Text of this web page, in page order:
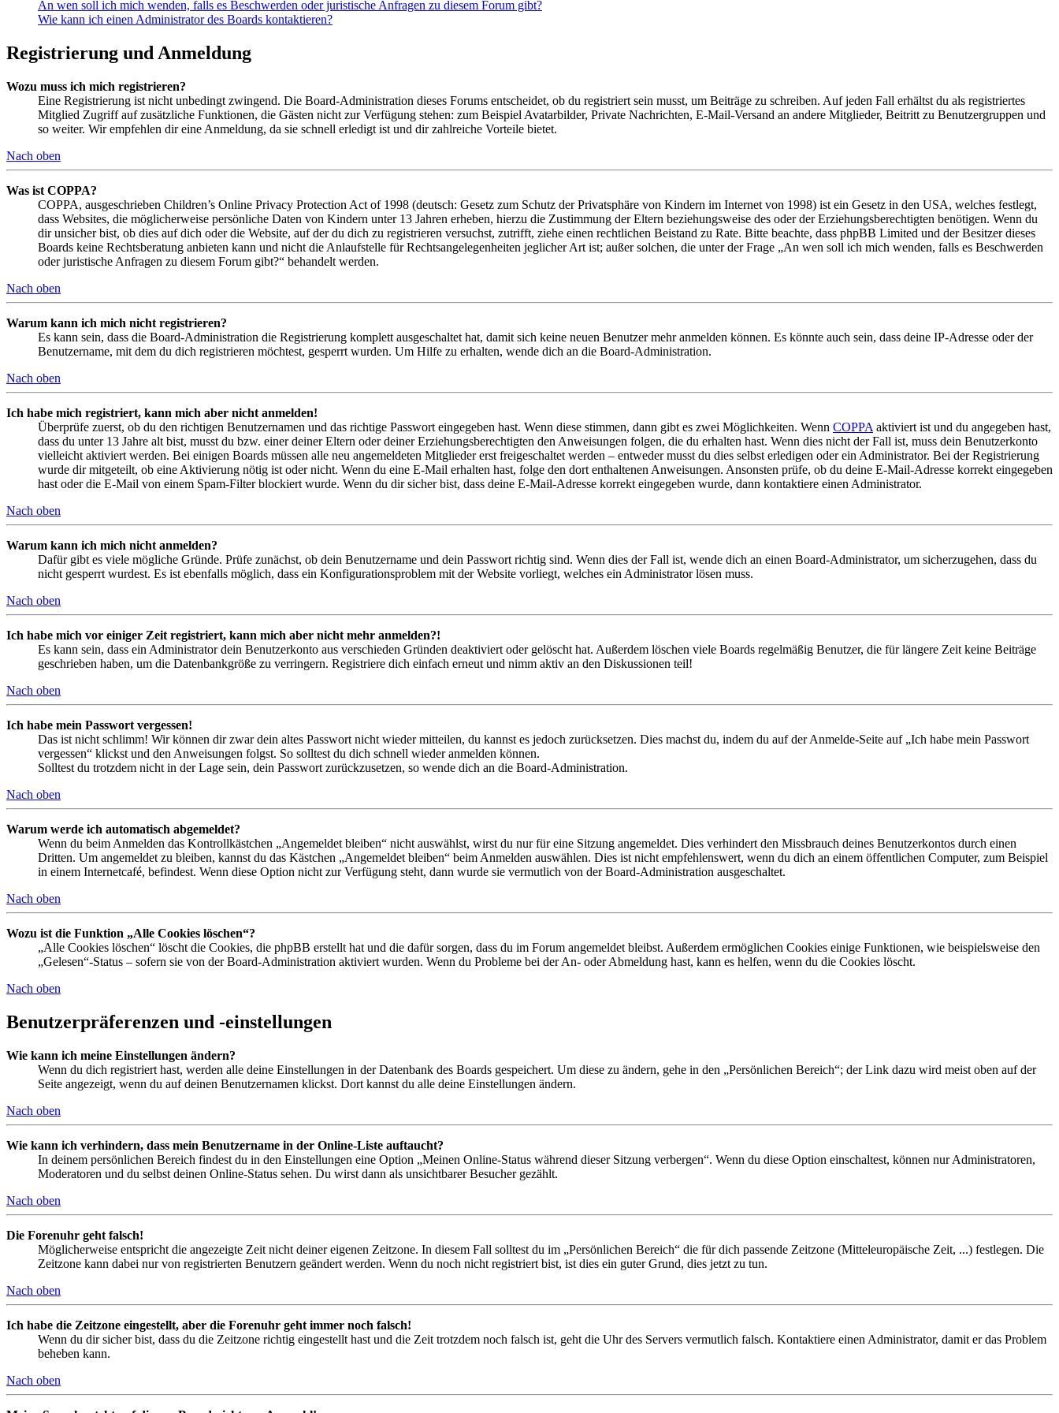
An wen soll ich mich wenden, falls es Beschwerden oder juristische Anfragen zu diesem Forum gibt?
Wie kann ich einen Administrator des Boards kontaktieren?
Registrierung und Anmeldung
Wozu muss ich mich registrieren?
Eine Registrierung ist nicht unbedingt zwingend. Die Board-Administration dieses Forums entscheidet, ob du registriert sein musst, um Beiträge zu schreiben. Auf jeden Fall erhältst du als registriertes
Mitglied Zugriff auf zusätzliche Funktionen, die Gästen nicht zur Verfügung stehen: zum Beispiel Avatarbilder, Private Nachrichten, E-Mail-Versand an andere Mitglieder, Beitritt zu Benutzergruppen und
so weiter. Wir empfehlen dir eine Anmeldung, da sie schnell erledigt ist und dir zahlreiche Vorteile bietet.
Nach oben
Was ist COPPA?
COPPA, ausgeschrieben Children’s Online Privacy Protection Act of 1998 (deutsch: Gesetz zum Schutz der Privatsphäre von Kindern im Internet von 1998) ist ein Gesetz in den USA, welches festlegt,
dass Websites, die möglicherweise persönliche Daten von Kindern unter 13 Jahren erheben, hierzu die Zustimmung der Eltern beziehungsweise des oder der Erziehungsberechtigten benötigen. Wenn du
dir unsicher bist, ob dies auf dich oder die Website, auf der du dich zu registrieren versuchst, zutrifft, ziehe einen rechtlichen Beistand zu Rate. Bitte beachte, dass phpBB Limited und der Besitzer dieses
Boards keine Rechtsberatung anbieten kann und nicht die Anlaufstelle für Rechtsangelegenheiten jeglicher Art ist; außer solchen, die unter der Frage „An wen soll ich mich wenden, falls es Beschwerden
oder juristische Anfragen zu diesem Forum gibt?“ behandelt werden.
Nach oben
Warum kann ich mich nicht registrieren?
Es kann sein, dass die Board-Administration die Registrierung komplett ausgeschaltet hat, damit sich keine neuen Benutzer mehr anmelden können. Es könnte auch sein, dass deine IP-Adresse oder der
Benutzername, mit dem du dich registrieren möchtest, gesperrt wurden. Um Hilfe zu erhalten, wende dich an die Board-Administration.
Nach oben
Ich habe mich registriert, kann mich aber nicht anmelden!
Überprüfe zuerst, ob du den richtigen Benutzernamen und das richtige Passwort eingegeben hast. Wenn diese stimmen, dann gibt es zwei Möglichkeiten. Wenn COPPA aktiviert ist und du angegeben hast,
dass du unter 13 Jahre alt bist, musst du bzw. einer deiner Eltern oder deiner Erziehungsberechtigten den Anweisungen folgen, die du erhalten hast. Wenn dies nicht der Fall ist, muss dein Benutzerkonto
vielleicht aktiviert werden. Bei einigen Boards müssen alle neu angemeldeten Mitglieder erst freigeschaltet werden – entweder musst du dies selbst erledigen oder ein Administrator. Bei der Registrierung
wurde dir mitgeteilt, ob eine Aktivierung nötig ist oder nicht. Wenn du eine E-Mail erhalten hast, folge den dort enthaltenen Anweisungen. Ansonsten prüfe, ob du deine E-Mail-Adresse korrekt eingegeben
hast oder die E-Mail von einem Spam-Filter blockiert wurde. Wenn du dir sicher bist, dass deine E-Mail-Adresse korrekt eingegeben wurde, dann kontaktiere einen Administrator.
Nach oben
Warum kann ich mich nicht anmelden?
Dafür gibt es viele mögliche Gründe. Prüfe zunächst, ob dein Benutzername und dein Passwort richtig sind. Wenn dies der Fall ist, wende dich an einen Board-Administrator, um sicherzugehen, dass du
nicht gesperrt wurdest. Es ist ebenfalls möglich, dass ein Konfigurationsproblem mit der Website vorliegt, welches ein Administrator lösen muss.
Nach oben
Ich habe mich vor einiger Zeit registriert, kann mich aber nicht mehr anmelden?!
Es kann sein, dass ein Administrator dein Benutzerkonto aus verschieden Gründen deaktiviert oder gelöscht hat. Außerdem löschen viele Boards regelmäßig Benutzer, die für längere Zeit keine Beiträge
geschrieben haben, um die Datenbankgröße zu verringern. Registriere dich einfach erneut und nimm aktiv an den Diskussionen teil!
Nach oben
Ich habe mein Passwort vergessen!
Das ist nicht schlimm! Wir können dir zwar dein altes Passwort nicht wieder mitteilen, du kannst es jedoch zurücksetzen. Dies machst du, indem du auf der Anmelde-Seite auf „Ich habe mein Passwort
vergessen“ klickst und den Anweisungen folgst. So solltest du dich schnell wieder anmelden können.
Solltest du trotzdem nicht in der Lage sein, dein Passwort zurückzusetzen, so wende dich an die Board-Administration.
Nach oben
Warum werde ich automatisch abgemeldet?
Wenn du beim Anmelden das Kontrollkästchen „Angemeldet bleiben“ nicht auswählst, wirst du nur für eine Sitzung angemeldet. Dies verhindert den Missbrauch deines Benutzerkontos durch einen
Dritten. Um angemeldet zu bleiben, kannst du das Kästchen „Angemeldet bleiben“ beim Anmelden auswählen. Dies ist nicht empfehlenswert, wenn du dich an einem öffentlichen Computer, zum Beispiel
in einem Internetcafé, befindest. Wenn diese Option nicht zur Verfügung steht, dann wurde sie vermutlich von der Board-Administration ausgeschaltet.
Nach oben
Wozu ist die Funktion „Alle Cookies löschen“?
„Alle Cookies löschen“ löscht die Cookies, die phpBB erstellt hat und die dafür sorgen, dass du im Forum angemeldet bleibst. Außerdem ermöglichen Cookies einige Funktionen, wie beispielsweise den
„Gelesen“-Status – sofern sie von der Board-Administration aktiviert wurden. Wenn du Probleme bei der An- oder Abmeldung hast, kann es helfen, wenn du die Cookies löscht.
Nach oben
Benutzerpräferenzen und -einstellungen
Wie kann ich meine Einstellungen ändern?
Wenn du dich registriert hast, werden alle deine Einstellungen in der Datenbank des Boards gespeichert. Um diese zu ändern, gehe in den „Persönlichen Bereich“; der Link dazu wird meist oben auf der
Seite angezeigt, wenn du auf deinen Benutzernamen klickst. Dort kannst du alle deine Einstellungen ändern.
Nach oben
Wie kann ich verhindern, dass mein Benutzername in der Online-Liste auftaucht?
In deinem persönlichen Bereich findest du in den Einstellungen eine Option „Meinen Online-Status während dieser Sitzung verbergen“. Wenn du diese Option einschaltest, können nur Administratoren,
Moderatoren und du selbst deinen Online-Status sehen. Du wirst dann als unsichtbarer Besucher gezählt.
Nach oben
Die Forenuhr geht falsch!
Möglicherweise entspricht die angezeigte Zeit nicht deiner eigenen Zeitzone. In diesem Fall solltest du im „Persönlichen Bereich“ die für dich passende Zeitzone (Mitteleuropäische Zeit, ...) festlegen. Die
Zeitzone kann dabei nur von registrierten Benutzern geändert werden. Wenn du noch nicht registriert bist, ist dies ein guter Grund, dies jetzt zu tun.
Nach oben
Ich habe die Zeitzone eingestellt, aber die Forenuhr geht immer noch falsch!
Wenn du dir sicher bist, dass du die Zeitzone richtig eingestellt hast und die Zeit trotzdem noch falsch ist, geht die Uhr des Servers vermutlich falsch. Kontaktiere einen Administrator, damit er das Problem
beheben kann.
Nach oben